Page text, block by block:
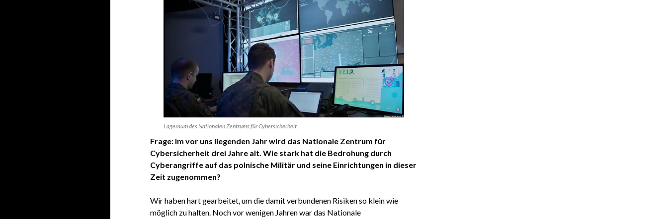
Lageraum des Nationalen Zentrums für Cybersicherheit.
Frage: Im vor uns liegenden Jahr wird das Nationale Zentrum für
Cybersicherheit drei Jahre alt. Wie stark hat die Bedrohung durch
Cyberangriffe auf das polnische Militär und seine Einrichtungen in dieser
Zeit zugenommen?
Wir haben hart gearbeitet, um die damit verbundenen Risiken so klein wie
möglich zu halten. Noch vor wenigen Jahren war das Nationale